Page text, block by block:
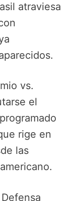
atraviesa
vs.
el
rige en
las